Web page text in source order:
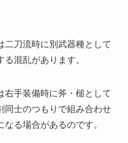
二刀流時に別武器種として
混乱があります。
右手装備時に斧・槌として
同士のつもりで組み合わせ
る場合があるのです。